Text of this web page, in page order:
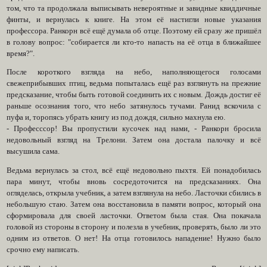
том, что та продолжала выписывать невероятные и завидные квиддичные
финты, и вернулась к книге. На этом её настигли новые указания
профессора. Ранкорн всё ещё думала об отце. Поэтому ей сразу же пришёл
в голову вопрос: "собирается ли кто-то напасть на её отца в ближайшее
время?".
После короткого взгляда на небо, наполняющегося голосами
свежеприбывших птиц, ведьма попыталась ещё раз взглянуть на прежние
предсказание, чтобы быть готовой соединить их с новым. Дождь достиг её
раньше осознания того, что небо затянулось тучами. Ранид вскочила с
пуфа и, торопясь убрать книгу из под дождя, сильно махнула ею.
- Професссор! Вы пропустили кусочек над нами, - Ранкорн бросила
недовольный взгляд на Трелони. Затем она достала палочку и всё
высушила сама.
Ведьма вернулась за стол, всё ещё недовольно пыхтя. Ей понадобилась
пара минут, чтобы вновь сосредоточится на предсказаниях. Она
огляделась, открыла учебник, а затем взглянула на небо. Ласточки сбились в
небольшую стаю. Затем она восстановила в памяти вопрос, который она
сформировала для своей ласточки. Ответом была стая. Она покачала
головой из стороны в сторону и полезла в учебник, проверять, было ли это
одним из ответов. О нет! На отца готовилось нападение! Нужно было
срочно ему написать.